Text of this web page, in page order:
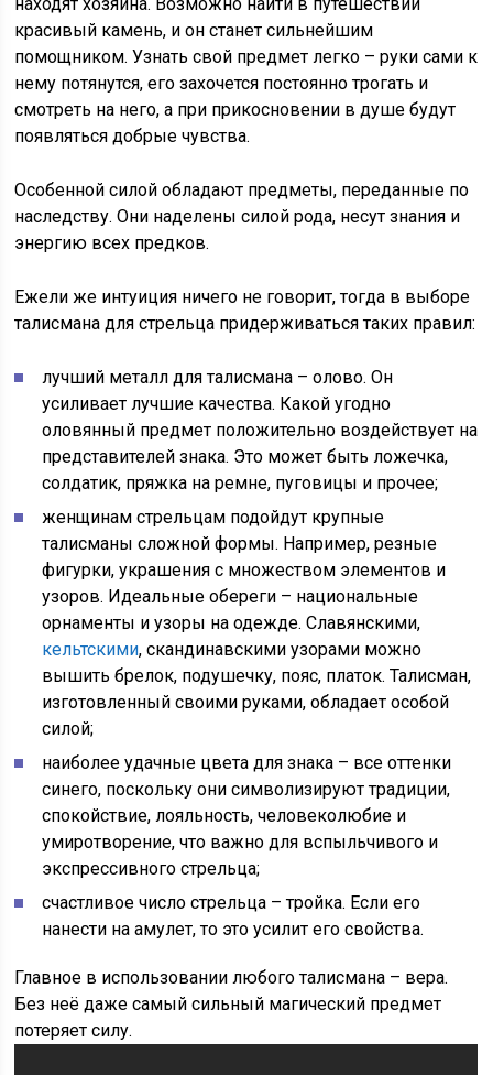
красивый камень, и он станет сильнейшим
помощником. Узнать свой предмет легко – руки сами к
нему потянутся, его захочется постоянно трогать и
смотреть на него, а при прикосновении в душе будут
появляться добрые чувства.
Особенной силой обладают предметы, переданные по
наследству. Они наделены силой рода, несут знания и
энергию всех предков.
Ежели же интуиция ничего не говорит, тогда в выборе
талисмана для стрельца придерживаться таких правил:
лучший металл для талисмана – олово. Он
усиливает лучшие качества. Какой угодно
оловянный предмет положительно воздействует на
представителей знака. Это может быть ложечка,
солдатик, пряжка на ремне, пуговицы и прочее;
женщинам стрельцам подойдут крупные
талисманы сложной формы. Например, резные
фигурки, украшения с множеством элементов и
узоров. Идеальные обереги – национальные
орнаменты и узоры на одежде. Славянскими,
кельтскими, скандинавскими узорами можно
вышить брелок, подушечку, пояс, платок. Талисман,
изготовленный своими руками, обладает особой
силой;
наиболее удачные цвета для знака – все оттенки
синего, поскольку они символизируют традиции,
спокойствие, лояльность, человеколюбие и
умиротворение, что важно для вспыльчивого и
экспрессивного стрельца;
счастливое число стрельца – тройка. Если его
нанести на амулет, то это усилит его свойства.
Главное в использовании любого талисмана – вера.
Без неё даже самый сильный магический предмет
потеряет силу.